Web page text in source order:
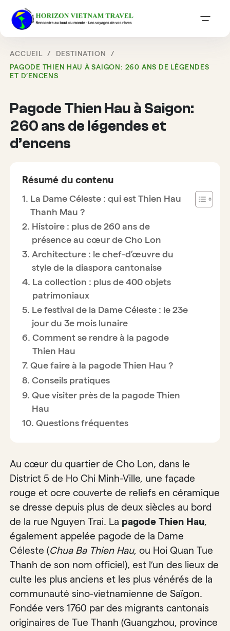
ACCUEIL
DESTINATION
PAGODE THIEN HAU À SAIGON: 260 ANS DE LÉGENDES
ET D’ENCENS
Pagode Thien Hau à Saigon:
260 ans de légendes et
d’encens
Résumé du contenu
La Dame Céleste : qui est Thien Hau
Thanh Mau ?
Histoire : plus de 260 ans de
présence au cœur de Cho Lon
Architecture : le chef-d’œuvre du
style de la diaspora cantonaise
La collection : plus de 400 objets
patrimoniaux
Le festival de la Dame Céleste : le 23e
jour du 3e mois lunaire
Comment se rendre à la pagode
Thien Hau
Que faire à la pagode Thien Hau ?
Conseils pratiques
Que visiter près de la pagode Thien
Hau
Questions fréquentes
Au cœur du quartier de Cho Lon, dans le
District 5 de Ho Chi Minh-Ville, une façade
rouge et ocre couverte de reliefs en céramique
se dresse depuis plus de deux siècles au bord
de la rue Nguyen Trai. La pagode Thien Hau,
également appelée pagode de la Dame
Céleste (Chua Ba Thien Hau, ou Hoi Quan Tue
Thanh de son nom officiel), est l’un des lieux de
culte les plus anciens et les plus vénérés de la
communauté sino-vietnamienne de Saïgon.
Fondée vers 1760 par des migrants cantonais
originaires de Tue Thanh (Guangzhou, province